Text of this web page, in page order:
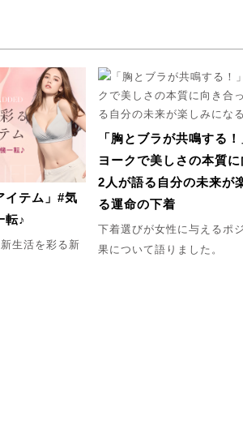
イテム」#気
転♪
生活を彩る新
「胸とブラが共鳴する
ヨークで美しさの本質
2人が語る自分の未来が
る運命の下着
下着選びが女性に与えるポ
果について語りました。